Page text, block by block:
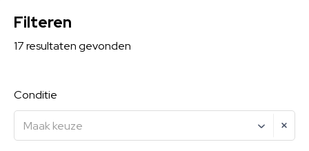
Filteren
17resultatengevonden
Conditie
Maak keuze